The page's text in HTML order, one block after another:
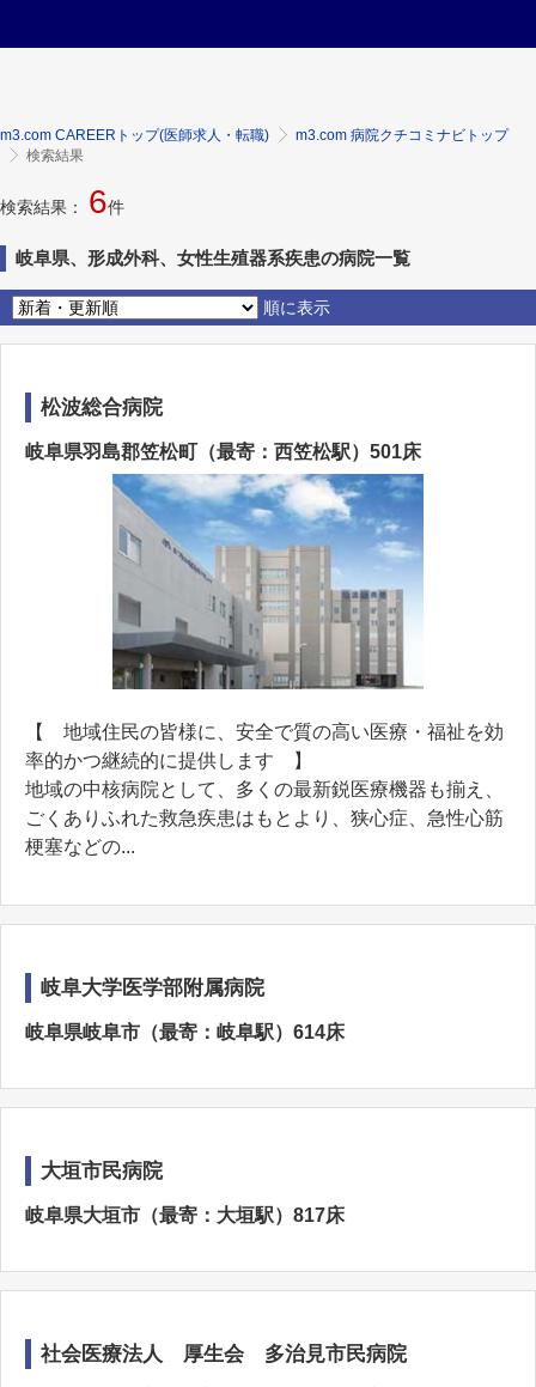
m3.com CAREERトップ(医師求人・転職)
m3.com 病院クチコミナビトップ
検索結果
検索結果： 6件
岐阜県、形成外科、女性生殖器系疾患の病院一覧
順に表示
松波総合病院
岐阜県羽島郡笠松町（最寄：西笠松駅）501床
【 地域住民の皆様に、安全で質の高い医療・福祉を効
率的かつ継続的に提供します 】
地域の中核病院として、多くの最新鋭医療機器も揃え、
ごくありふれた救急疾患はもとより、狭心症、急性心筋
梗塞などの...
岐阜大学医学部附属病院
岐阜県岐阜市（最寄：岐阜駅）614床
大垣市民病院
岐阜県大垣市（最寄：大垣駅）817床
社会医療法人 厚生会 多治見市民病院